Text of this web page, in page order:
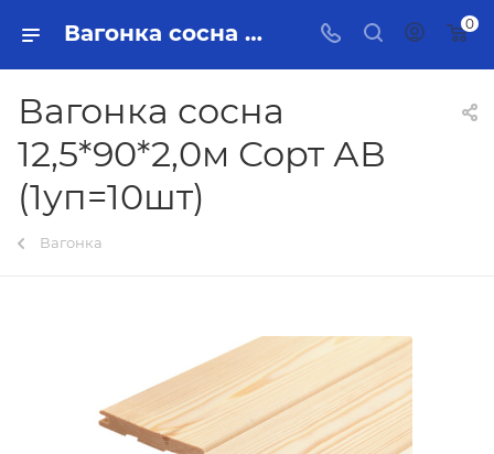
Вагонка сосна 12,5*90*2,0м Сорт АВ (1уп=10шт) Тольятти - купить в интернет-магазине, каталог с ценами и характеристиками 0
Вагонка сосна
12,5*90*2,0м Сорт АВ
(1уп=10шт)
Вагонка